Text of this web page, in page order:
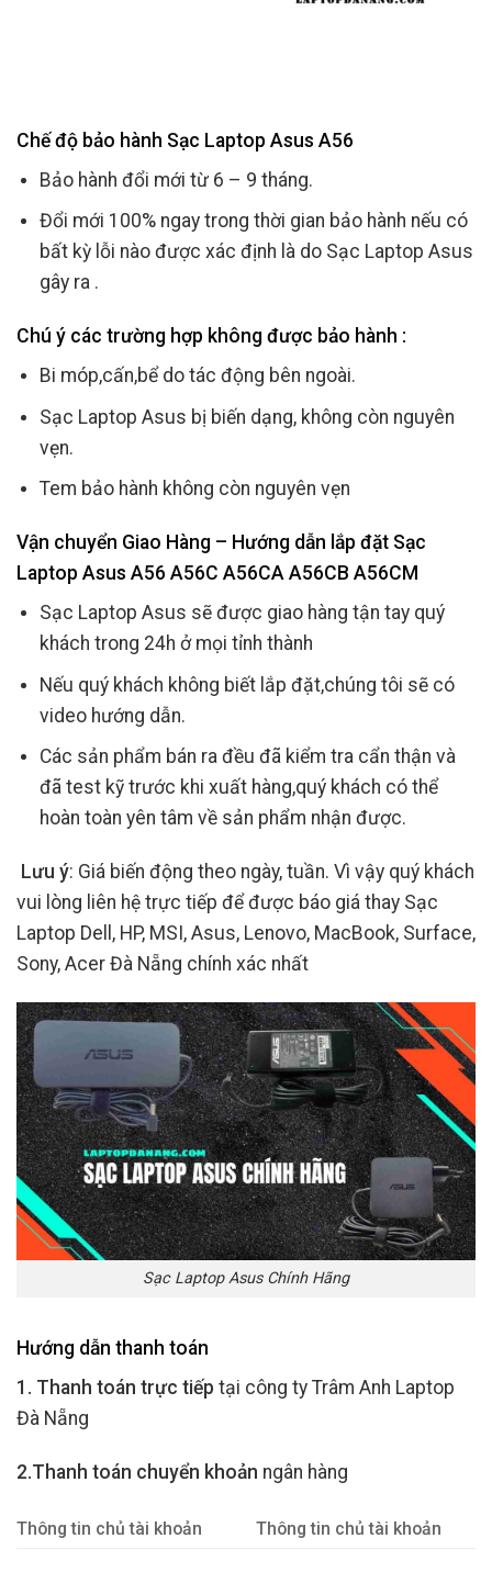
Chế độ bảo hành Sạc Laptop Asus A56
Bảo hành đổi mới từ 6 – 9 tháng.
Đổi mới 100% ngay trong thời gian bảo hành nếu có
bất kỳ lỗi nào được xác định là do Sạc Laptop Asus
gây ra .
Chú ý các trường hợp không được bảo hành :
Bi móp,cấn,bể do tác động bên ngoài.
Sạc Laptop Asus bị biến dạng, không còn nguyên
vẹn.
Tem bảo hành không còn nguyên vẹn
Vận chuyển Giao Hàng – Hướng dẫn lắp đặt Sạc
Laptop Asus A56 A56C A56CA A56CB A56CM
Sạc Laptop Asus sẽ được giao hàng tận tay quý
khách trong 24h ở mọi tỉnh thành
Nếu quý khách không biết lắp đặt,chúng tôi sẽ có
video hướng dẫn.
Các sản phẩm bán ra đều đã kiểm tra cẩn thận và
đã test kỹ trước khi xuất hàng,quý khách có thể
hoàn toàn yên tâm về sản phẩm nhận được.
Lưu ý: Giá biến động theo ngày, tuần. Vì vậy quý khách
vui lòng liên hệ trực tiếp để được báo giá thay Sạc
Laptop Dell, HP, MSI, Asus, Lenovo, MacBook, Surface,
Sony, Acer Đà Nẵng chính xác nhất
Sạc Laptop Asus Chính Hãng
Hướng dẫn thanh toán
1. Thanh toán trực tiếp tại công ty Trâm Anh Laptop
Đà Nẵng
2.Thanh toán chuyển khoản ngân hàng
Thông tin chủ tài khoản Thông tin chủ tài khoản